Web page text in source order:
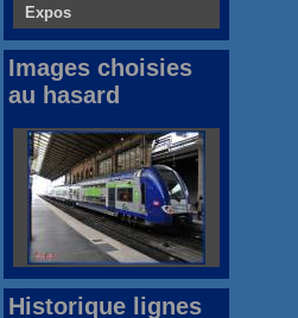
Expos
Images choisies
au hasard
Historique lignes